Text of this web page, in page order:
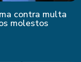
contra multa
molestos